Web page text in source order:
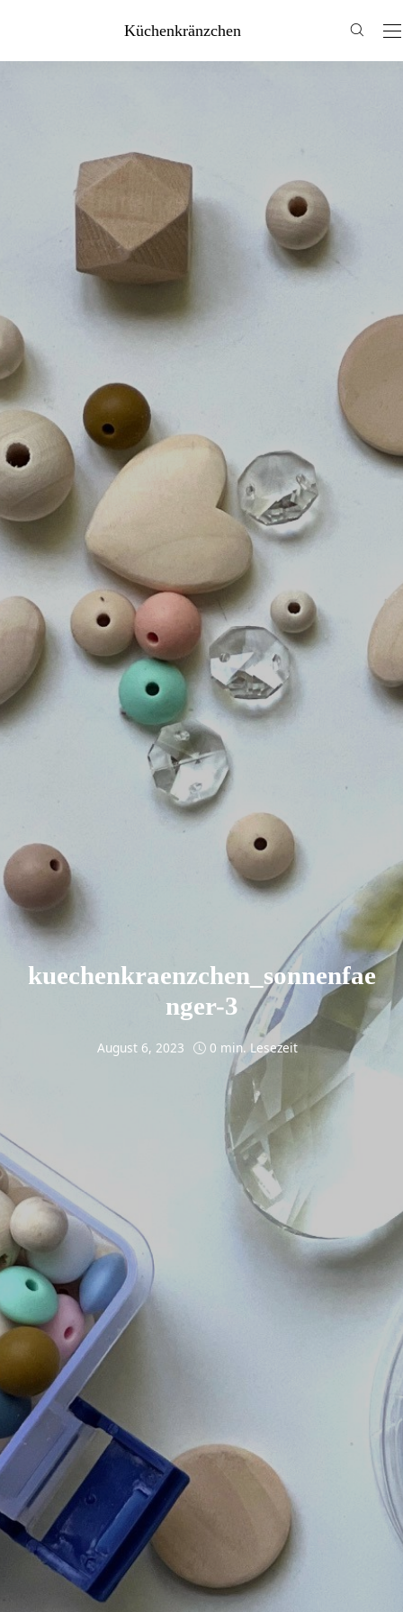
Küchenkränzchen
kuechenkraenzchen_sonnenfae
nger-3
August 6, 2023 0 min. Lesezeit